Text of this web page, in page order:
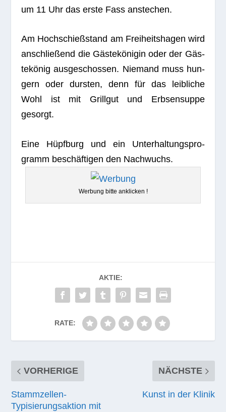
um 11 Uhr das erste Fass anstechen.
Am Hoch­schieß­stand am Frei­heits­ha­gen wird
anschlie­ßend die Gäs­te­kö­ni­gin oder der Gäs­
te­kö­nig aus­ge­schos­sen. Nie­mand muss hun­
gern oder durs­ten, denn für das leib­li­che
Wohl ist mit Grill­gut und Erb­sen­suppe
gesorgt.
Eine Hüpf­burg und ein Unter­hal­tungs­pro­
gramm beschäf­ti­gen den Nachwuchs.
Wer­bung bitte anklicken !
AKTIE:
RATE:
VORHERIGE
Stammzellen-
Typisierungsaktion mit
NÄCHSTE
Kunst in der Klinik